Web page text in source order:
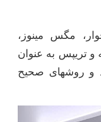
مگس مینوز،
تریپس به عنوان
و روشهای صحیح